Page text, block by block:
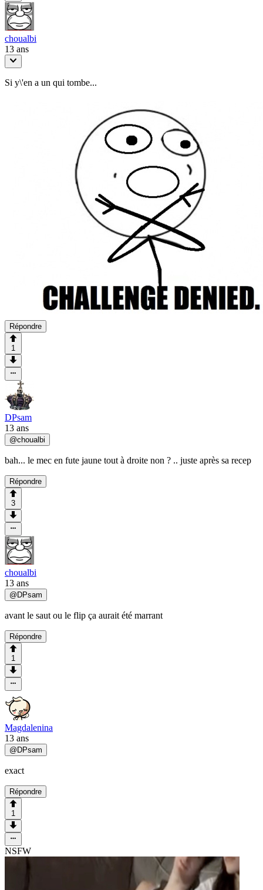
choualbi
13 ans
Si y\'en a un qui tombe...
Répondre
1
DPsam
13 ans
@choualbi
bah... le mec en fute jaune tout à droite non ? .. juste après sa recep
Répondre
3
choualbi
13 ans
@DPsam
avant le saut ou le flip ça aurait été marrant
Répondre
1
Magdalenina
13 ans
@DPsam
exact
Répondre
1
NSFW